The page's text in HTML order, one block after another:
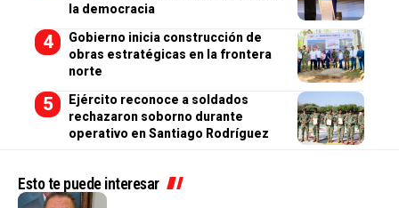
la democracia
Gobierno inicia construcción de
obras estratégicas en la frontera
norte
Ejército reconoce a soldados
rechazaron soborno durante
operativo en Santiago Rodríguez
Esto te puede interesar
GENERALES